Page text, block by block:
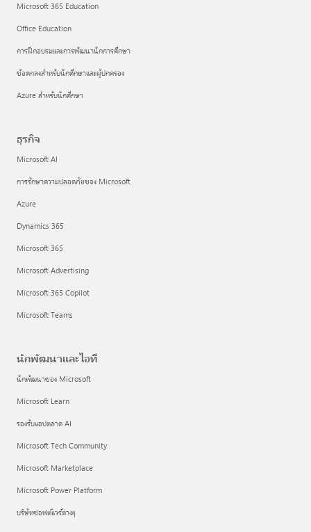
Microsoft 365 Education
Office Education
การฝึกอบรมและการพัฒนานักการศึกษา
ข้อตกลงสำหรับนักศึกษาและผู้ปกครอง
Azure สำหรับนักศึกษา
ธุรกิจ
Microsoft AI
การรักษาความปลอดภัยของ Microsoft
Azure
Dynamics 365
Microsoft 365
Microsoft Advertising
Microsoft 365 Copilot
Microsoft Teams
นักพัฒนาและไอที
นักพัฒนาของ Microsoft
Microsoft Learn
รองรับแอปตลาด AI
Microsoft Tech Community
Microsoft Marketplace
Microsoft Power Platform
บริษัทซอฟต์แวร์ต่างๆ